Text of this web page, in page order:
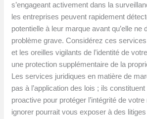
s’engageant activement dans la
les entreprises peuvent rapidement
potentielle à leur marque avant qu’elle ne
problème grave. Considérez ces
et les oreilles vigilants de l’identité de
une protection supplémentaire de la
Les services juridiques en matière de
pas à l’application des lois ; ils
proactive pour protéger l’intégrité de
ignorer pourrait vous exposer à des